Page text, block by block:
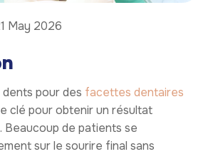
May 2026
pour des facettes dentaires
clé pour obtenir un résultat
Beaucoup de patients se
sur le sourire final sans